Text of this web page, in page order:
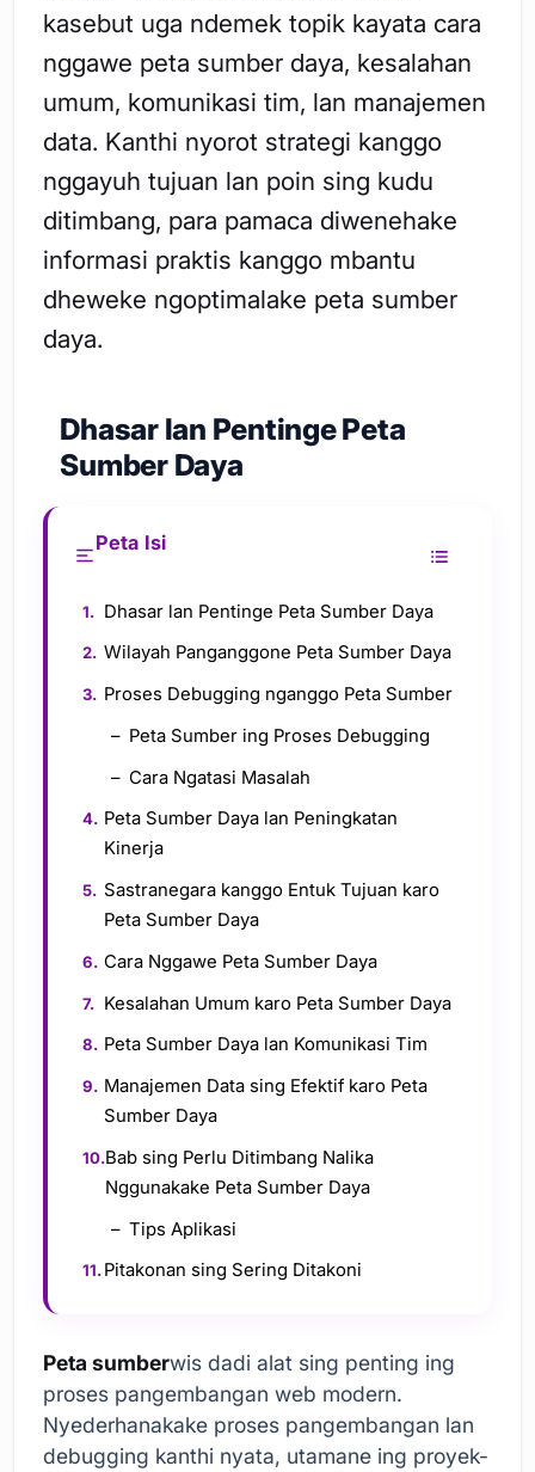
kasebut uga ndemek topik kayata cara
nggawe peta sumber daya, kesalahan
umum, komunikasi tim, lan manajemen
data. Kanthi nyorot strategi kanggo
nggayuh tujuan lan poin sing kudu
ditimbang, para pamaca diwenehake
informasi praktis kanggo mbantu
dheweke ngoptimalake peta sumber
daya.
Dhasar lan Pentinge Peta
Sumber Daya
Peta Isi
Dhasar lan Pentinge Peta Sumber Daya
Wilayah Panganggone Peta Sumber Daya
Proses Debugging nganggo Peta Sumber
Peta Sumber ing Proses Debugging
Cara Ngatasi Masalah
Peta Sumber Daya lan Peningkatan
Kinerja
Sastranegara kanggo Entuk Tujuan karo
Peta Sumber Daya
Cara Nggawe Peta Sumber Daya
Kesalahan Umum karo Peta Sumber Daya
Peta Sumber Daya lan Komunikasi Tim
Manajemen Data sing Efektif karo Peta
Sumber Daya
Bab sing Perlu Ditimbang Nalika
Nggunakake Peta Sumber Daya
Tips Aplikasi
Pitakonan sing Sering Ditakoni
Peta sumberwis dadi alat sing penting ing
proses pangembangan web modern.
Nyederhanakake proses pangembangan lan
debugging kanthi nyata, utamane ing proyek-